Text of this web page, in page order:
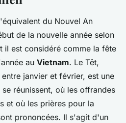
du Nouvel An
de la nouvelle année selon
il est considéré comme la fête
au Vietnam. Le Têt,
janvier et février, est une
réunissent, où les offrandes
et où les prières pour la
prononcées. Il s'agit d'un